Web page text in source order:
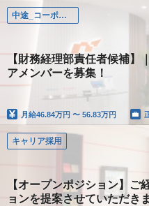
中途_コーポレート
【財務経理部責任者候補】
アメンバーを募集！
月給46.84万円 〜 56.83万円
キャリア採用
【オープンポジション】ご
ョンを提案させていただき